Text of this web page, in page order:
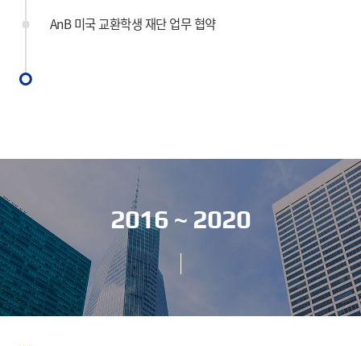
AnB 미국 교환학생 재단 업무 협약
2016 ~ 2020